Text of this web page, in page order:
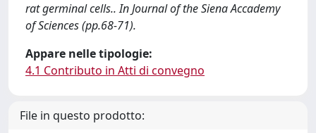
rat germinal cells.. In Journal of the Siena Accademy
of Sciences (pp.68-71).
Appare nelle tipologie:
4.1 Contributo in Atti di convegno
File in questo prodotto: